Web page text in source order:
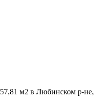
м2 в Любинском р-не,